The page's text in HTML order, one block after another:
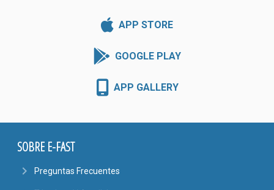
APP STORE
GOOGLE PLAY
APP GALLERY
SOBRE E-FAST
navigate_next Preguntas Frecuentes